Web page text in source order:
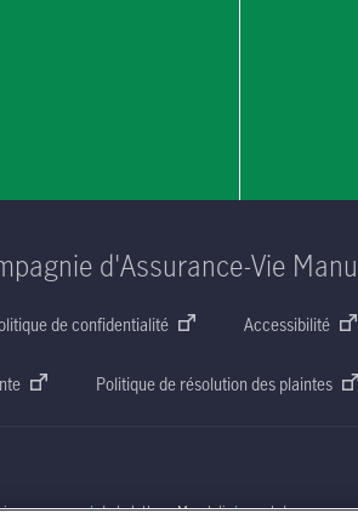
d'Assurance-Vie
de confidentialité Accessibilité
Politique de résolution des plaintes
accompagné de la lettre« M »stylisée sont des marques